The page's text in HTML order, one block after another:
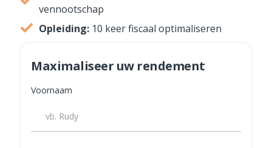
vennootschap
Opleiding: 10 keer fiscaal optimaliseren
Maximaliseer uw rendement
Voornaam